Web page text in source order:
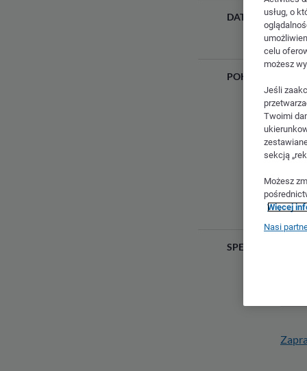
DATA
POKOJE
KOSZT
SPECJALNE CENY
usług, o
celu
możesz
Jeśli
Twoimi
sekcją
Możesz
Więcej
Nasi